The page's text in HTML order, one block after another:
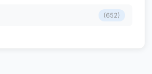
(652)